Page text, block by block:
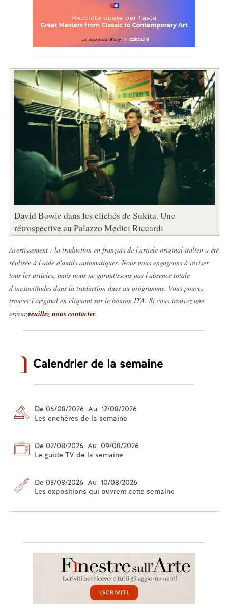
David Bowie dans les clichés de Sukita. Une
rétrospective au Palazzo Medici Riccardi
Avertissement : la traduction en français de l'article original italien a été
réalisée à l'aide d'outils automatiques. Nous nous engageons à réviser
tous les articles, mais nous ne garantissons pas l'absence totale
d'inexactitudes dans la traduction dues au programme. Vous pouvez
trouver l'original en cliquant sur le bouton ITA. Si vous trouvez une
erreur,veuillez nous contacter.
Calendrier de la semaine
De 05/08/2026 Au 12/08/2026
Les enchères de la semaine
De 02/08/2026 Au 09/08/2026
Le guide TV de la semaine
De 03/08/2026 Au 10/08/2026
Les expositions qui ouvrent cette semaine